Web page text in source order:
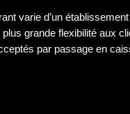
varie d’un
grande flexibilité aux
par passage en